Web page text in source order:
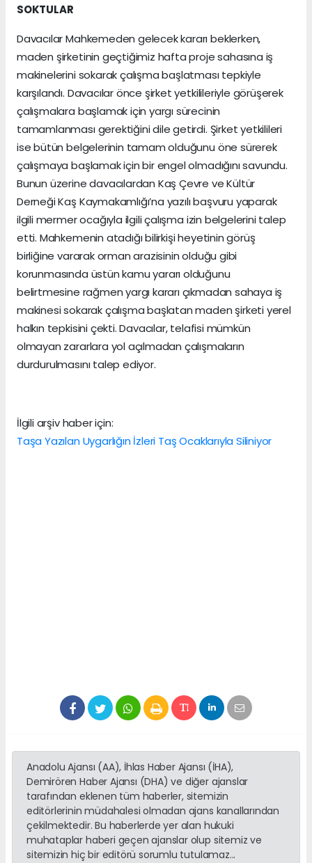
SOKTULAR
Davacılar Mahkemeden gelecek kararı beklerken,
maden şirketinin geçtiğimiz hafta proje sahasına iş
makinelerini sokarak çalışma başlatması tepkiyle
karşılandı. Davacılar önce şirket yetkilileriyle görüşerek
çalışmalara başlamak için yargı sürecinin
tamamlanması gerektiğini dile getirdi. Şirket yetkilileri
ise bütün belgelerinin tamam olduğunu öne sürerek
çalışmaya başlamak için bir engel olmadığını savundu.
Bunun üzerine davacılardan Kaş Çevre ve Kültür
Derneği Kaş Kaymakamlığı’na yazılı başvuru yaparak
ilgili mermer ocağıyla ilgili çalışma izin belgelerini talep
etti. Mahkemenin atadığı bilirkişi heyetinin görüş
birliğine vararak orman arazisinin olduğu gibi
korunmasında üstün kamu yararı olduğunu
belirtmesine rağmen yargı kararı çıkmadan sahaya iş
makinesi sokarak çalışma başlatan maden şirketi yerel
halkın tepkisini çekti. Davacılar, telafisi mümkün
olmayan zararlara yol açılmadan çalışmaların
durdurulmasını talep ediyor.
İlgili arşiv haber için:
Taşa Yazılan Uygarlığın İzleri Taş Ocaklarıyla Siliniyor
Anadolu Ajansı (AA), İhlas Haber Ajansı (İHA),
Demirören Haber Ajansı (DHA) ve diğer ajanslar
tarafından eklenen tüm haberler, sitemizin
editörlerinin müdahalesi olmadan ajans kanallarından
çekilmektedir. Bu haberlerde yer alan hukuki
muhataplar haberi geçen ajanslar olup sitemiz ve
sitemizin hiç bir editörü sorumlu tutulamaz...